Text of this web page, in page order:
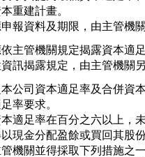
重建計畫。
報資料及期限，由主管機關
主管機關規定揭露資本適
訊揭露規定，由主管機關另
公司資本適足率及合併資
率要求。
適足率在百分之六以上，
現金分配盈餘或買回其股
機關並得採取下列措施之